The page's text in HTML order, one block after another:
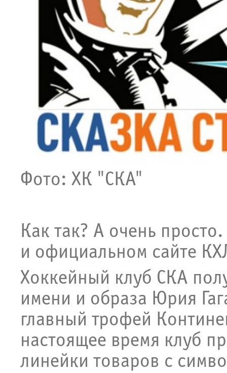
Фото: ХК "СКА"
Как так? А очень
и официальном сайте
Хоккейный клуб СКА
имени и образа Юрия
главный трофей
настоящее время клуб
линейки товаров с